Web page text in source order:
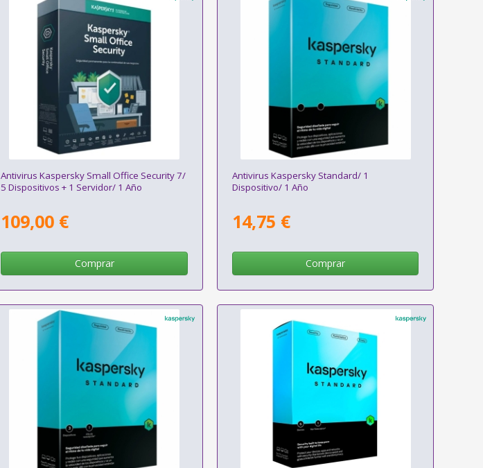
Antivirus Kaspersky Small Office Security 7/
5 Dispositivos + 1 Servidor/ 1 Año
109,00 €
Comprar
Antivirus Kaspersky Standard/ 1
Dispositivo/ 1 Año
14,75 €
Comprar